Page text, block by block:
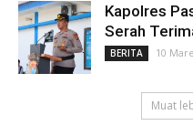
Kapolres
Serah
BERITA 10
Muat